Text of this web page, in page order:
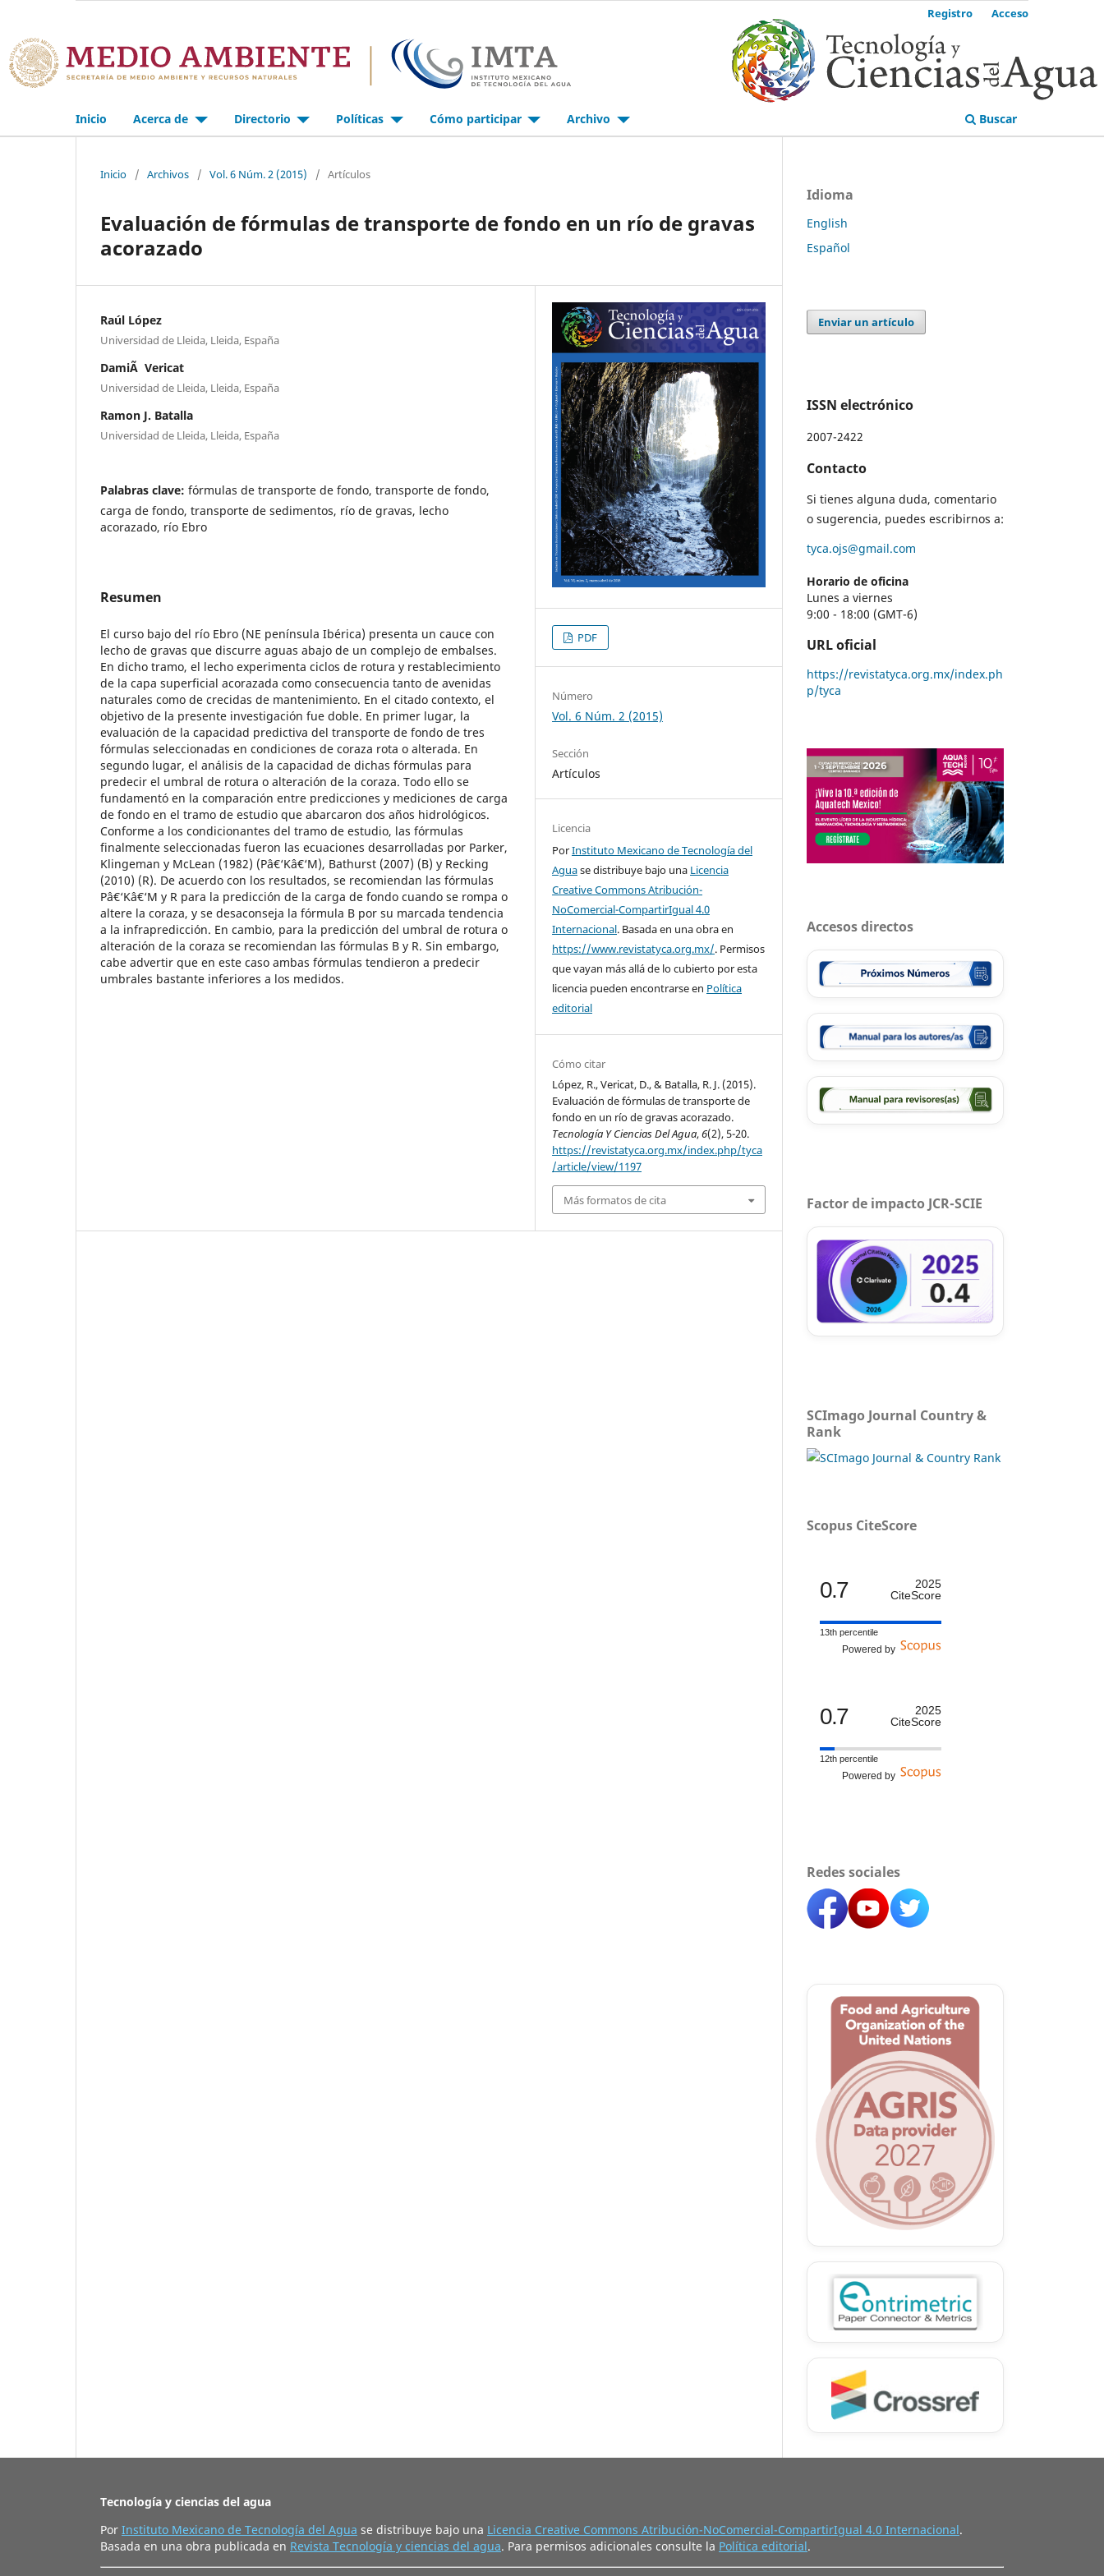
Inicio Acerca de Directorio Políticas Cómo participar Archivo Buscar
Registro Acceso
Inicio / Archivos / Vol. 6 Núm. 2 (2015) / Artículos
Evaluación de fórmulas de transporte de fondo en un río de gravas
acorazado
Raúl López
Universidad de Lleida, Lleida, España
DamiÃ Vericat
Universidad de Lleida, Lleida, España
Ramon J. Batalla
Universidad de Lleida, Lleida, España
Palabras clave: fórmulas de transporte de fondo, transporte de fondo,
carga de fondo, transporte de sedimentos, rí­o de gravas, lecho
acorazado, rí­o Ebro
Resumen
El curso bajo del río Ebro (NE península Ibérica) presenta un cauce con
lecho de gravas que discurre aguas abajo de un complejo de embalses.
En dicho tramo, el lecho experimenta ciclos de rotura y restablecimiento
de la capa superficial acorazada como consecuencia tanto de avenidas
naturales como de crecidas de mantenimiento. En el citado contexto, el
objetivo de la presente investigación fue doble. En primer lugar, la
evaluación de la capacidad predictiva del transporte de fondo de tres
fórmulas seleccionadas en condiciones de coraza rota o alterada. En
segundo lugar, el análisis de la capacidad de dichas fórmulas para
predecir el umbral de rotura o alteración de la coraza. Todo ello se
fundamentó en la comparación entre predicciones y mediciones de carga
de fondo en el tramo de estudio que abarcaron dos años hidrológicos.
Conforme a los condicionantes del tramo de estudio, las fórmulas
finalmente seleccionadas fueron las ecuaciones desarrolladas por Parker,
Klingeman y McLean (1982) (Pâ€‘Kâ€‘M), Bathurst (2007) (B) y Recking
(2010) (R). De acuerdo con los resultados, se recomiendan las fórmulas
Pâ€‘Kâ€‘M y R para la predicción de la carga de fondo cuando se rompa o
altere la coraza, y se desaconseja la fórmula B por su marcada tendencia
a la infrapredicción. En cambio, para la predicción del umbral de rotura o
alteración de la coraza se recomiendan las fórmulas B y R. Sin embargo,
cabe advertir que en este caso ambas fórmulas tendieron a predecir
umbrales bastante inferiores a los medidos.
PDF
Número
Vol. 6 Núm. 2 (2015)
Sección
Artículos
Licencia
PorInstituto Mexicano de Tecnología del
Aguase distribuye bajo una Licencia
Creative Commons Atribución-
NoComercial-CompartirIgual 4.0
Internacional. Basada en una obra en
https://www.revistatyca.org.mx/. Permisos
que vayan más allá de lo cubierto por esta
licencia pueden encontrarse en Política
editorial
Cómo citar
López, R., Vericat, D., & Batalla, R. J. (2015).
Evaluación de fórmulas de transporte de
fondo en un río de gravas acorazado.
Tecnología Y Ciencias Del Agua,6(2), 5-20.
https://revistatyca.org.mx/index.php/tyca
/article/view/1197
Más formatos de cita
Idioma
English
Español
Enviar un artículo
ISSN electrónico
2007-2422
Contacto
Si tienes alguna duda, comentario
o sugerencia, puedes escribirnos a:
tyca.ojs@gmail.com
Horario de oficina
Lunes a viernes
9:00 - 18:00 (GMT-6)
URL oficial
https://revistatyca.org.mx/index.ph
p/tyca
Accesos directos
Factor de impacto JCR-SCIE
SCImago Journal Country &
Rank
Scopus CiteScore
0.7
2025
CiteScore
13th percentile
Powered by
0.7
2025
CiteScore
12th percentile
Powered by
Redes sociales
Tecnología y ciencias del agua
Por Instituto Mexicano de Tecnología del Agua se distribuye bajo una Licencia Creative Commons Atribución-NoComercial-CompartirIgual 4.0 Internacional.
Basada en una obra publicada en Revista Tecnología y ciencias del agua. Para permisos adicionales consulte la Política editorial.